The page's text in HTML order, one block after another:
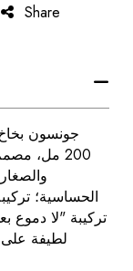
Share
جونسون
200 مل،
الحساسية؛
تركيبة "لا دموع
لطيفة على